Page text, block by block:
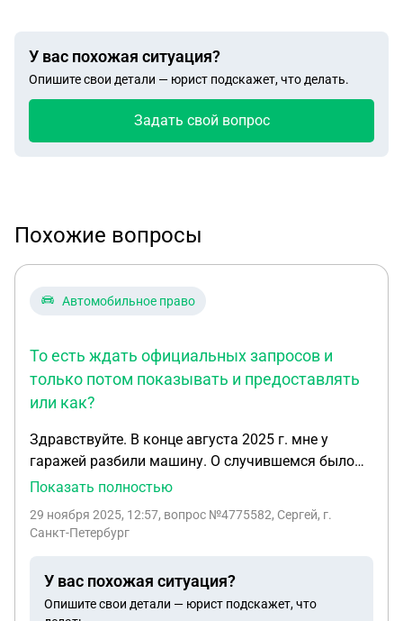
У вас похожая ситуация?
Опишите свои детали — юрист подскажет, что делать.
Задать свой вопрос
Похожие вопросы
Автомобильное право
То есть ждать официальных запросов и
только потом показывать и предоставлять
или как?
Здравствуйте. В конце августа 2025 г. мне у
гаражей разбили машину. О случившемся было
сообщено в МВД. Случай оформлен. 3 сентября
из полиции не предоставили вообще никаких
обращения через сайт МВД, ходатайство по почте
и заявления через сайт МВД о предоставлении
Показать полностью
29 ноября 2025, 12:57, вопрос №4775582, Сергей, г.
Санкт-Петербург
У вас похожая ситуация?
Опишите свои детали — юрист подскажет, что